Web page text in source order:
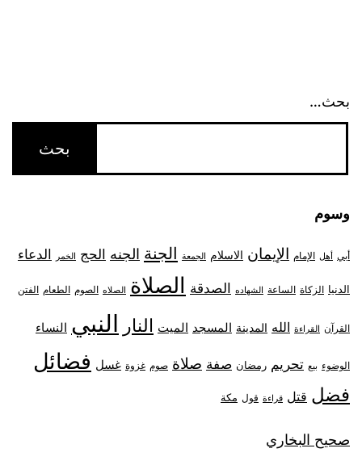
بحث…
وسوم
أبي أهل الإمام الإيمان الاسلام الجمعة الجنة الجنه الحج الخمر الدعاء
الدنيا الزكاة الساعة الشهاده الصدقة الصلاة الصلاه الصوم الطعام الفتن
القرآن القراءة الله المدينة المسجد الميت النار النبي النساء
الوضوء بيع تحريم رمضان صفة صلاة صوم غزوة غسل فضائل
فضل قتل قراءة قول مكة
صحيح البخاري